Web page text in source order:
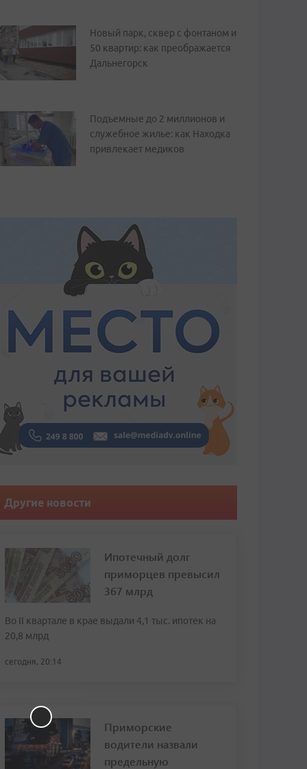
Новый парк, сквер с фонтаном и
50 квартир: как преображается
Дальнегорск
Подъемные до 2 миллионов и
служебное жилье: как Находка
привлекает медиков
Другие новости
Ипотечный долг
приморцев превысил
367 млрд
Во II квартале в крае выдали 4,1 тыс. ипотек на
20,8 млрд
сегодня, 20:14
Приморские
водители назвали
предельную